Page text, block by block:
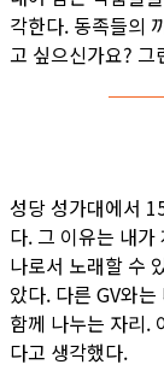
각한다. 동족들의
고 싶으신가요?
성당 성가대에서
다. 그 이유는 내
나로서 노래할 수
았다. 다른 GV와
함께 나누는 자리.
다고 생각했다.